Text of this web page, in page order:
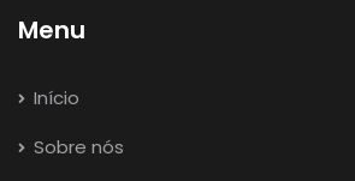
Menu
Início
Sobre nós